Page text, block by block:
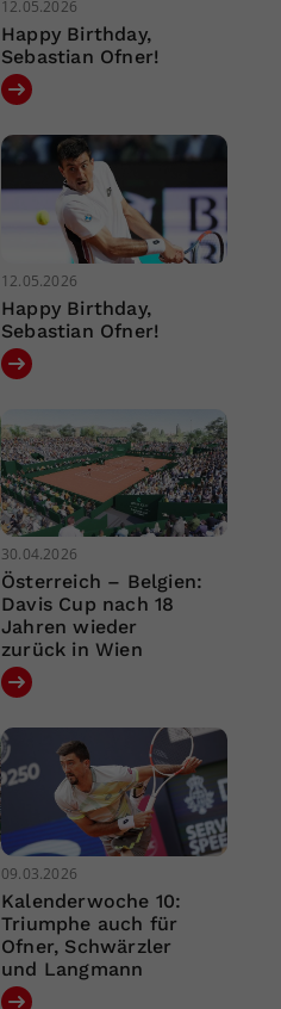
12.05.2026
Happy Birthday,
Sebastian Ofner!
12.05.2026
Happy Birthday,
Sebastian Ofner!
30.04.2026
Österreich – Belgien:
Davis Cup nach 18
Jahren wieder
zurück in Wien
09.03.2026
Kalenderwoche 10:
Triumphe auch für
Ofner, Schwärzler
und Langmann